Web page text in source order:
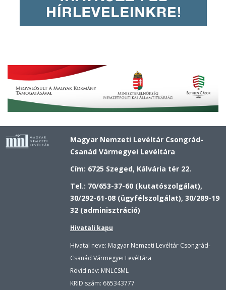
Magyar Nemzeti Levéltár Csongrád-
Csanád Vármegyei Levéltára
Cím: 6725 Szeged, Kálvária tér 22.
Tel.: 70/653-37-60 (kutatószolgálat),
30/292-61-08 (ügyfélszolgálat), 30/289-19
32 (adminisztráció)
Hivatali kapu
Hivatal neve: Magyar Nemzeti Levéltár Csongrád-
Csanád Vármegyei Levéltára
Rövid név: MNLCSML
KRID szám: 665343777